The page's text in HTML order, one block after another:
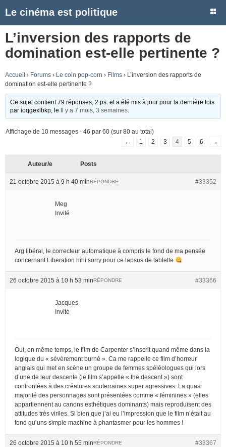
Le cinéma est politique
L’inversion des rapports de
domination est-elle pertinente ?
Accueil › Forums › Le coin pop-corn › Films › L’inversion des rapports de
domination est-elle pertinente ?
Ce sujet contient 79 réponses, 2 ps. et a été mis à jour pour la dernière fois
parioqgexlbkp , le Il y a 7 mois, 3 semaines
Affichage de 10 messages - 46 par 60 (sur 80 au total)
←
1 2 3 4 5 6 →
Auteur/e Posts
21 octobre 2015 à 9 h 40 min #33352
RÉPONDRE
Meg
Invité
Arg libéral, le correcteur automatique à compris le fond de ma pensée
concernant Liberation hihi sorry pour ce lapsus de tablette
26 octobre 2015 à 10 h 53 min #33366
RÉPONDRE
Jacques
Invité
Oui, en même temps, le film de Carpenter s’inscrit quand même dans la
logique du « sévèrement burné ». Ca me rappelle ce film d’horreur
anglais qui met en scène un groupe de femmes spéléologues qui lors
d’une de leur descente (le film s’appelle « the descent ») sont
confrontées à des créatures souterraines super agressives. La quasi
majorité des personnages sont présentées comme « féminines » (elles
appartiennent au canons esthétiques dominants) mais reproduisent des
attitudes très viriles. Si bien que j’ai eu l’impression que le film n’était au
fond qu’uns simple machine à phantasmer pour les hommes !
26 octobre 2015 à 10 h 55 min #33367
RÉPONDRE